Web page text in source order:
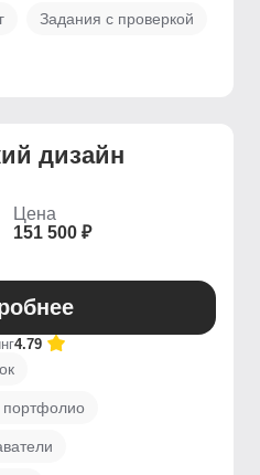
Задания с проверкой
дизайн
Цена
151 500 ₽
4.79
портфолио